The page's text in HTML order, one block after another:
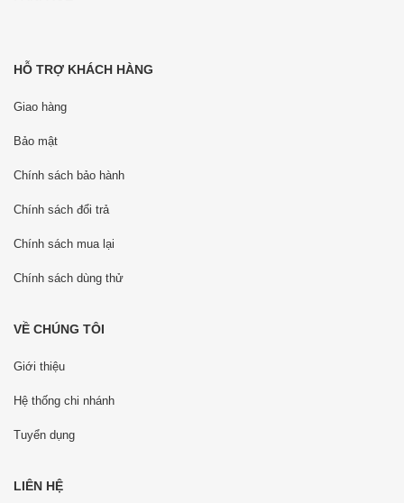
HỖ TRỢ KHÁCH HÀNG
Giao hàng
Bảo mật
Chính sách bảo hành
Chính sách đổi trả
Chính sách mua lại
Chính sách dùng thử
VỀ CHÚNG TÔI
Giới thiệu
Hệ thống chi nhánh
Tuyển dụng
LIÊN HỆ